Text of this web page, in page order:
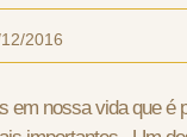
2016
em nossa vida que